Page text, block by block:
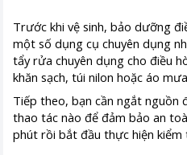
Trước khi vệ sinh, bảo dưỡng
một số dụng cụ chuyên dụng
tẩy rửa chuyên dụng cho điều
khăn sạch, túi nilon hoặc áo
Tiếp theo, bạn cần ngắt nguồn
thao tác nào để đảm bảo an
phút rồi bắt đầu thực hiện kiểm